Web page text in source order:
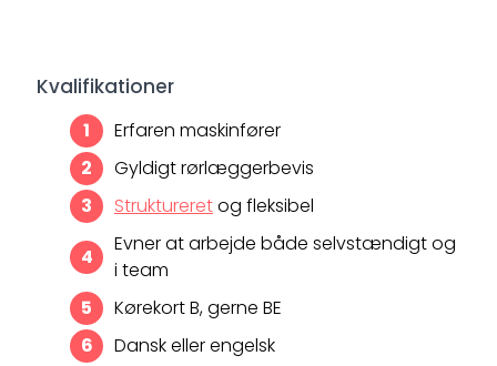
Kvalifikationer
Erfaren maskinfører
Gyldigt rørlæggerbevis
Struktureretog fleksibel
Evner at arbejde både selvstændigt og
i team
Kørekort B, gerne BE
Dansk eller engelsk